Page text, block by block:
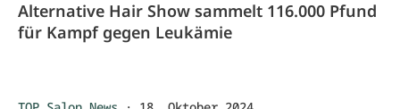
Alternative Hair Show sammelt 116.000 Pfund
für Kampf gegen Leukämie